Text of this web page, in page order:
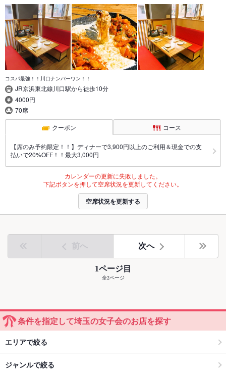
コスパ最強！！川口ナンバーワン！！
JR京浜東北線川口駅から徒歩10分
4000円
70席
クーポン コース
【席のみ予約限定！！】ディナーで3,900円以上のご利用＆現金での支
払いで20%OFF！！最大3,000円
カレンダーの更新に失敗しました。
下記ボタンを押して空席状況を更新してください。
空席状況を更新する
前へ 次へ
1ページ目
全2ページ
条件を指定して埼玉の女子会のお店を探す
エリアで絞る
ジャンルで絞る